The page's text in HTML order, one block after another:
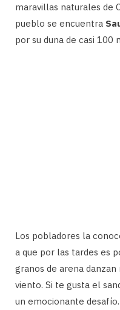
maravillas naturales de
pueblo se encuentra
por su duna de casi 100
Los pobladores la
a que por las tardes es
granos de arena
viento. Si te gusta el
un emocionante desafío.